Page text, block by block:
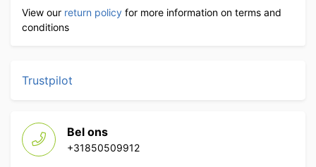
View our return policy for more information on terms and
conditions
Trustpilot
Bel ons
+31850509912